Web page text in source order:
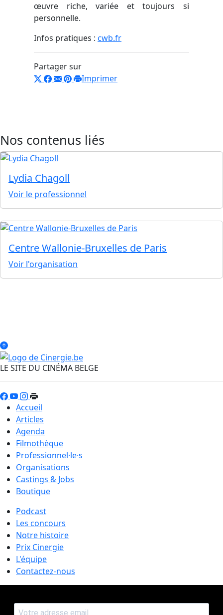
œuvre riche, variée et toujours si
personnelle.
Infos pratiques : cwb.fr
Partager sur
Imprimer
Nos contenus liés
Lydia Chagoll
Voir le professionnel
Centre Wallonie-Bruxelles de Paris
Voir l'organisation
LE SITE DU CINÉMA BELGE
Accueil
Articles
Agenda
Filmothèque
Professionnel·le·s
Organisations
Castings & Jobs
Boutique
Podcast
Les concours
Notre histoire
Prix Cinergie
L'équipe
Contactez-nous